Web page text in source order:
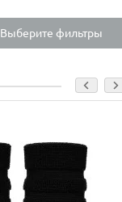
Выберите фильтры